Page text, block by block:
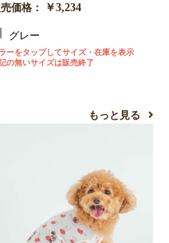
価格：
￥3,234
グレー
ーをタップしてサイズ・在庫を表示
の無いサイズは販売終了
もっと見る